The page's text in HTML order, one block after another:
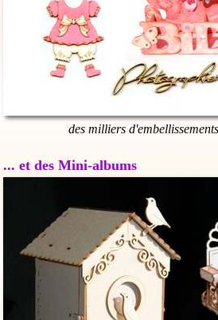
des milliers
... et des Mini-albums